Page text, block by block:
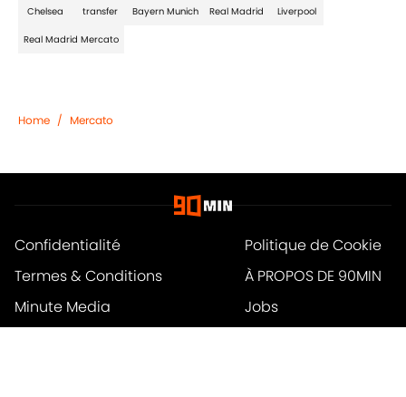
Chelsea transfer Bayern Munich Real Madrid Liverpool
Real Madrid Mercato
Home / Mercato
Confidentialité
Politique de Cookie
Termes & Conditions
À PROPOS DE 90MIN
Minute Media
Jobs